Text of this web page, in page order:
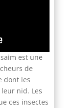
est une
de
dont les
nid. Les
ces insectes